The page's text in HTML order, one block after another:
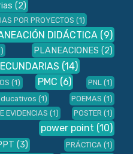
(2)
POR PROYECTOS (1)
DIDÁCTICA (9)
PLANEACIONES (2)
(14)
(1) PMC (6) PNL (1)
(1) POEMAS (1)
EVIDENCIAS (1) POSTER (1)
power point (10)
(3) PRÁCTICA (1)